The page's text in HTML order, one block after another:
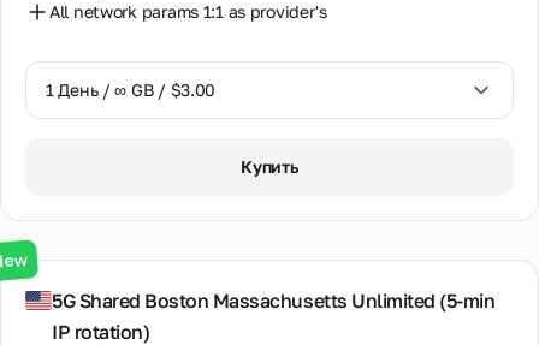
All network params 1:1 as provider's
1 День / ∞ GB / $3.00
30 Дней / ∞ GB / $50.00
Купить
5G Shared Boston Massachusetts Unlimited (5‑min
IP rotation)